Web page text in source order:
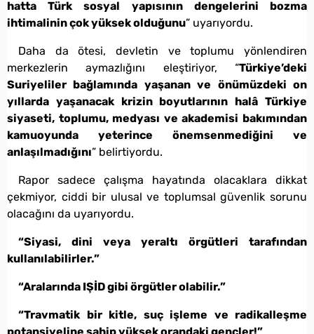
hatta Türk sosyal yapısının dengelerini bozma
ihtimalinin çok yüksek olduğunu” uyarıyordu.
Daha da ötesi, devletin ve toplumu yönlendiren
merkezlerin aymazlığını eleştiriyor, “Türkiye’deki
Suriyeliler bağlamında yaşanan ve önümüzdeki on
yıllarda yaşanacak krizin boyutlarının halâ Türkiye
siyaseti, toplumu, medyası ve akademisi bakımından
kamuoyunda yeterince önemsenmediğini ve
anlaşılmadığını” belirtiyordu.
Rapor sadece çalışma hayatında olacaklara dikkat
çekmiyor, ciddi bir ulusal ve toplumsal güvenlik sorunu
olacağını da uyarıyordu.
“Siyasi, dini veya yeraltı örgütleri tarafından
kullanılabilirler.”
“Aralarında IŞİD gibi örgütler olabilir.”
“Travmatik bir kitle, suç işleme ve radikalleşme